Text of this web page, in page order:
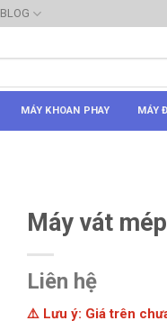
BLOG
MÁY KHOAN PHAY MÁY
Máy vát
Liên hệ
⚠️ Lưu ý: Giá trên